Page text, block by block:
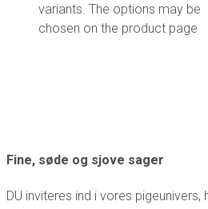
variants. The options may be
chosen on the product page
Fine, søde og sjove sager
DU inviteres ind i vores